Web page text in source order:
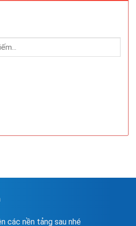
các nền tảng sau nhé